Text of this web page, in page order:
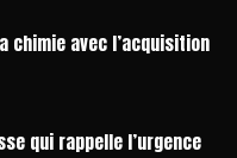
chimie avec l’acquisition
qui rappelle l’urgence